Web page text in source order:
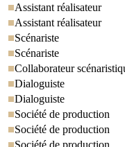
Assistant réalisateur
Assistant réalisateur
Scénariste
Scénariste
Collaborateur
Dialoguiste
Dialoguiste
Société de production
Société de production
Société de production